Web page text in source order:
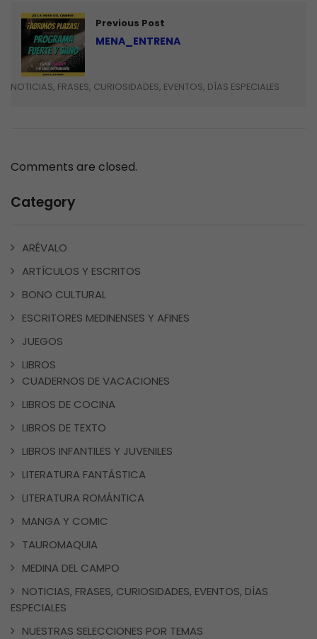
Previous Post
MENA_ENTRENA
NOTICIAS, FRASES, CURIOSIDADES, EVENTOS, DÍAS ESPECIALES
Comments are closed.
Category
ARÉVALO
ARTÍCULOS Y ESCRITOS
BONO CULTURAL
ESCRITORES MEDINENSES Y AFINES
JUEGOS
LIBROS
CUADERNOS DE VACACIONES
LIBROS DE COCINA
LIBROS DE TEXTO
LIBROS INFANTILES Y JUVENILES
LITERATURA FANTÁSTICA
LITERATURA ROMÁNTICA
MANGA Y COMIC
TAUROMAQUIA
MEDINA DEL CAMPO
NOTICIAS, FRASES, CURIOSIDADES, EVENTOS, DÍAS
ESPECIALES
NUESTRAS SELECCIONES POR TEMAS